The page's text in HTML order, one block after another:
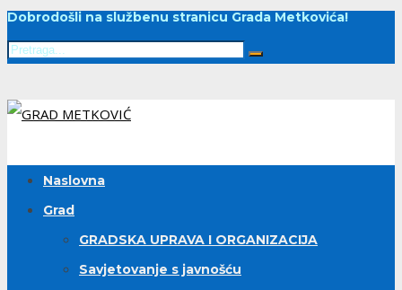
Dobrodošli na službenu stranicu Grada Metkovića!
Naslovna
Grad
GRADSKA UPRAVA I ORGANIZACIJA
Savjetovanje s javnošću